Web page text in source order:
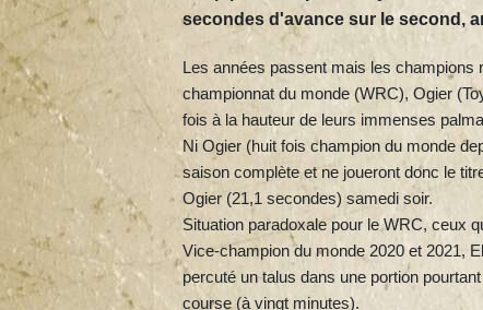
secondes d'avance sur le second,
Les années passent mais les champions
championnat du monde (WRC), Ogier
fois à la hauteur de leurs immenses
Ni Ogier (huit fois champion du monde
saison complète et ne joueront donc le
Ogier (21,1 secondes) samedi soir.
Situation paradoxale pour le WRC, ceux
Vice-champion du monde 2020 et 2021,
percuté un talus dans une portion
course (à vingt minutes).